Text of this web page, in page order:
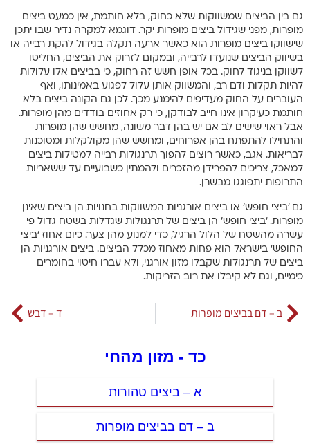
גם בין הביצים שמשווקות שלא כחוק, בלא חותמת, אין כמעט ביצים
מופרות, מפני שגידול ביצים מופרות יקר. דוגמא למקרה נדיר שבו יתכן
שישווקו ביצים מופרות הוא כאשר ארעה תקלה בגידול להקת רבייה או
בשיווק הביצים שנועדו לרבייה, ובמקום לזרוק את הביצים, החליטו
לשווקן בניגוד לחוק. בכל אופן חשש זה רחוק, כי בביצים אלו עלולות
להיות תקלות ודם רב, והמשווק אותן עלול לפגוע באמינותו, ואף
העוברים על החוק מעדיפים להימנע מכך. לכן גם הקונה ביצים בלא
חותמת כעיקרון אינו חייב לבודקן, כי רק אחוזים בודדים מהן מופרות.
אבל ראוי שישים לב אם יש בהן דבר משונה, מחשש שהן מופרות
והתחילו להתפתח בהן אפרוחים, ומחשש שהן מקולקלות ומסוכנות
לבריאות. אגב, כאשר רוצים להפוך תרנגולות רבייה למטילות ביצים
למאכל, צריכים להפרידן מהזכרים ולהמתין כשבועיים עד ששאריות
התרופות יתפוגגו מבשרן.
גם ‘ביצי חופש’ או ביצים אורגניות המשווקות בחנויות הן ביצים שאינן
מופרות. ‘ביצי חופש’ הן ביצים של תרנגולות שגדלות בשטח גדול פי
עשרה מהשטח של הלול הרגיל, כדי למנוע מהן צער. כיום אחוז ‘ביצי
החופש’ בישראל הוא פחות מאחוז מכלל הביצים. ביצים אורגניות הן
ביצים של תרנגולות שקבלו מזון אורגני, ולא עברו חיטוי בחומרים
כימיים, וגם לא קיבלו את רוב הזריקות.
ב – דם בביצים מופרות ד – דבש
כד - מזון מהחי
א – ביצים טהורות
ב – דם בביצים מופרות